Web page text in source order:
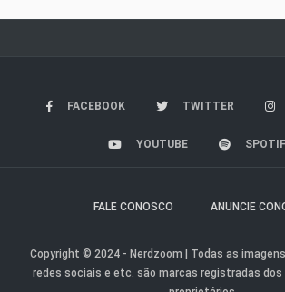
FACEBOOK TWITTER
YOUTUBE
FALE CONOSCO ANUNCIE
Copyright © 2024 - Nerdzoom | Todas as
redes sociais e etc. são marcas registradas dos